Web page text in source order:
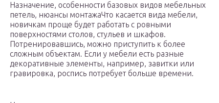
Назначение, особенности базовых видов мебельных
петель, нюансы монтажаЧто касается вида мебели,
новичкам проще будет работать с ровными
поверхностями столов, стульев и шкафов.
Потренировавшись, можно приступить к более
сложным объектам. Если у мебели есть разные
декоративные элементы, например, завитки или
гравировка, роспись потребует больше времени.